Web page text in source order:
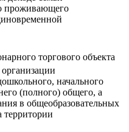
проживающего
торгового объекта
начального
(полного) общего, а
в общеобразовательных